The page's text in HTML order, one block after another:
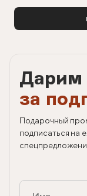
Дарим
за
Подарочный
подписаться на